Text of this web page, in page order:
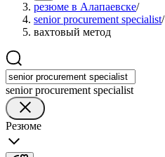
резюме в Алапаевске/
senior procurement specialist/
вахтовый метод
senior procurement specialist
Резюме